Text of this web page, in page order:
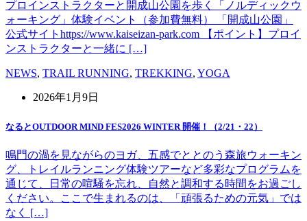
プロインストラクターと開成山公園を歩く「ノルディックウ
ォーキング」体験イベント（参加費無料） 「開成山公園」
公式サイトhttps://www.kaiseizan-park.com 【ポイント】プロイ
ンストラクターと一緒に […]
NEWS, TRAIL RUNNING, TREKKING, YOGA
2026年1月9日
なるとOUTDOOR MIND FES2026 WINTER 開催！（2/21・22）
鳴門の渦を見ながらのヨガ、五感でととのう森旅ウォーキン
グ、トレイルランニング体験ツアーなど多彩なプログラムを
通じて、日常の喧騒を忘れ、自然と調和する時間をお過ごし
ください。ここで生まれるのは、「頑張るための元気」では
なく […]